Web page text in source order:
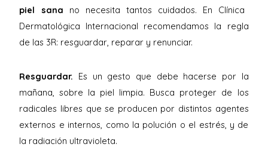
piel sana no necesita tantos cuidados. En Clínica
Dermatológica Internacional recomendamos la regla
de las 3R: resguardar, reparar y renunciar.
Resguardar. Es un gesto que debe hacerse por la
mañana, sobre la piel limpia. Busca proteger de los
radicales libres que se producen por distintos agentes
externos e internos, como la polución o el estrés, y de
la radiación ultravioleta.